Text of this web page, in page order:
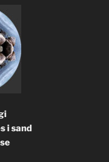
i sand